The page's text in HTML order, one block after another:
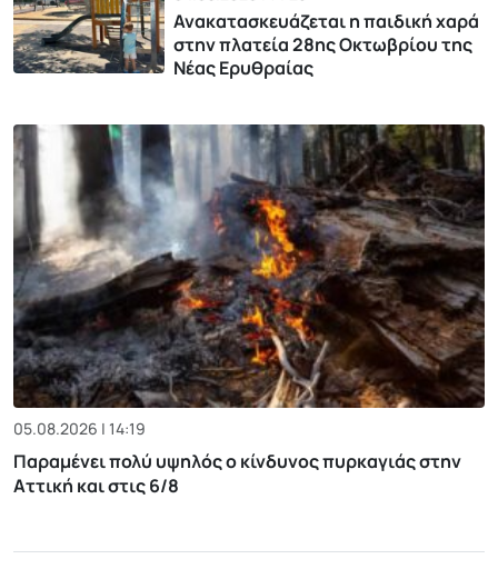
Ανακατασκευάζεται η παιδική χαρά
στην πλατεία 28ης Οκτωβρίου της
Νέας Ερυθραίας
05.08.2026 | 14:19
Παραμένει πολύ υψηλός ο κίνδυνος πυρκαγιάς στην
Αττική και στις 6/8